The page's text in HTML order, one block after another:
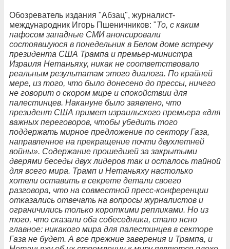
Обозреватель издания "Абзац", журналист-
международник Игорь Пшеничников: "То, с каким
пафосом западные СМИ анонсировали
состоявшуюся в понедельник в Белом доме встречу
президента США Трампа и премьер-министра
Израиля Нетаньяху, никак не соответствовало
реальным результатам этого диалога. По крайней
мере, из того, что было донесено до прессы, ничего
не говорит о скором мире и спокойствии для
палестинцев. Накануне было заявлено, что
президент США примет израильского премьера «для
важных переговоров, чтобы убедить того
поддержать мирное предложение по сектору Газа,
направленное на прекращение почти двухлетней
войны». Содержание прошедшей за закрытыми
дверями беседы двух лидеров так и осталось тайной
для всего мира. Трамп и Нетаньяху настолько
хотели оставить в секрете детали своего
разговора, что на совместной пресс-конференции
отказались отвечать на вопросы журналистов и
ограничились только короткими репликами. Но из
того, что сказали оба собеседника, стало ясно
главное: никакого мира для палестинцев в секторе
Газа не будет. А все прежние заверения и Трампа, и